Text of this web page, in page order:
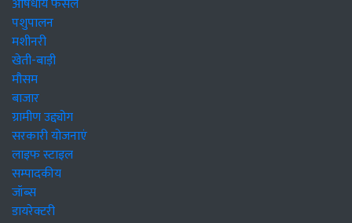
पशुपालन
मशीनरी
खेती-बाड़ी
मौसम
बाजार
ग्रामीण उद्द्योग
सरकारी योजनाएं
लाइफ स्टाइल
सम्पादकीय
जॉब्स
डायरेक्टरी